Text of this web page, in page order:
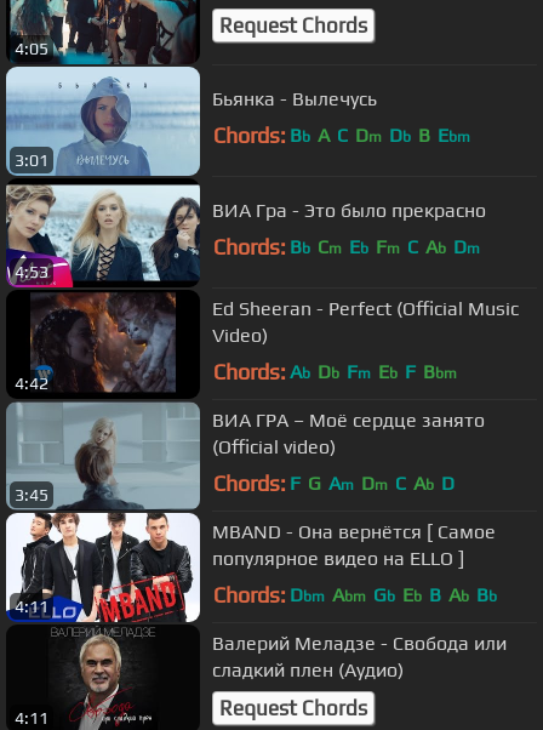
4:05
Request Chords
3:01
Бьянка - Вылечусь
Chords: Bb A C Dm Db B Ebm
4:53
ВИА Гра - Это было прекрасно
Chords: Bb Cm Eb Fm C Ab Dm
4:42
Ed Sheeran - Perfect (Official Music
Video)
Chords: Ab Db Fm Eb F Bbm
3:45
ВИА ГРА – Моё сердце занято
(Official video)
Chords: F G Am Dm C Ab D
4:11
MBAND - Она вернётся [ Самое
популярное видео на ELLO ]
Chords: Dbm Abm Gb Eb B Ab Bb
4:11
Валерий Меладзе - Свобода или
сладкий плен (Аудио)
Request Chords